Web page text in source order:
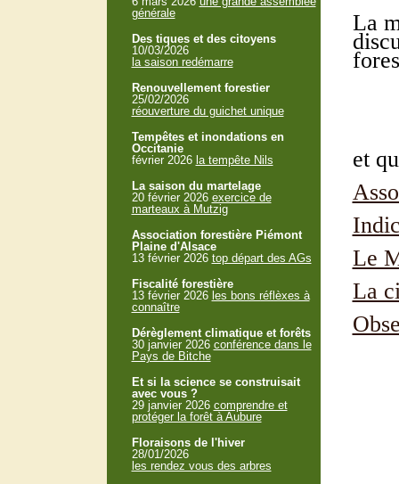
La
et
Le
La
générale
Des tiques et des citoyens
10/03/2026
la saison redémarre
Renouvellement forestier
25/02/2026
réouverture du guichet unique
Tempêtes et inondations en
Occitanie
février 2026 la tempête Nils
La saison du martelage
20 février 2026 exercice de
marteaux à Mutzig
Association forestière Piémont
Plaine d'Alsace
13 février 2026 top départ des AGs
Fiscalité forestière
13 février 2026 les bons réflèxes à
connaître
Dérèglement climatique et forêts
30 janvier 2026 conférence dans le
Pays de Bitche
Et si la science se construisait
avec vous ?
29 janvier 2026 comprendre et
protéger la forêt à Aubure
Floraisons de l'hiver
28/01/2026
les rendez vous des arbres